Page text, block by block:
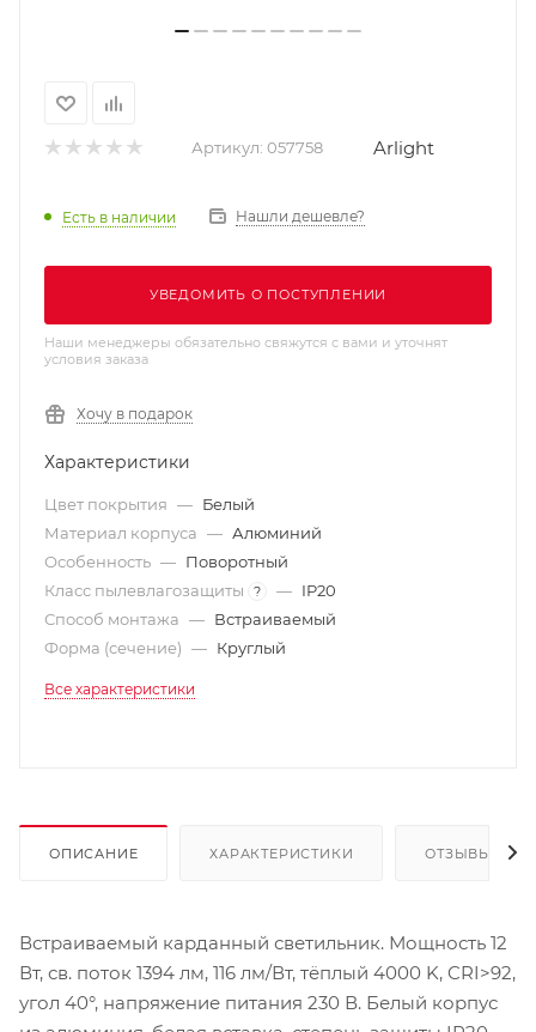
Артикул: 057758 Arlight
Есть в наличии Нашли дешевле?
УВЕДОМИТЬ О ПОСТУПЛЕНИИ
Наши менеджеры обязательно свяжутся с вами и уточнят
условия заказа
Хочу в подарок
Характеристики
Цвет покрытия — Белый
Материал корпуса — Алюминий
Особенность — Поворотный
Класс пылевлагозащиты
? — IP20
Способ монтажа — Встраиваемый
Форма (сечение) — Круглый
Все характеристики
ОПИСАНИЕ ХАРАКТЕРИСТИКИ ОТЗЫВЫ
Встраиваемый карданный светильник. Мощность 12
Вт, св. поток 1394 лм, 116 лм/Вт, тёплый 4000 K, CRI>92,
угол 40°, напряжение питания 230 В. Белый корпус